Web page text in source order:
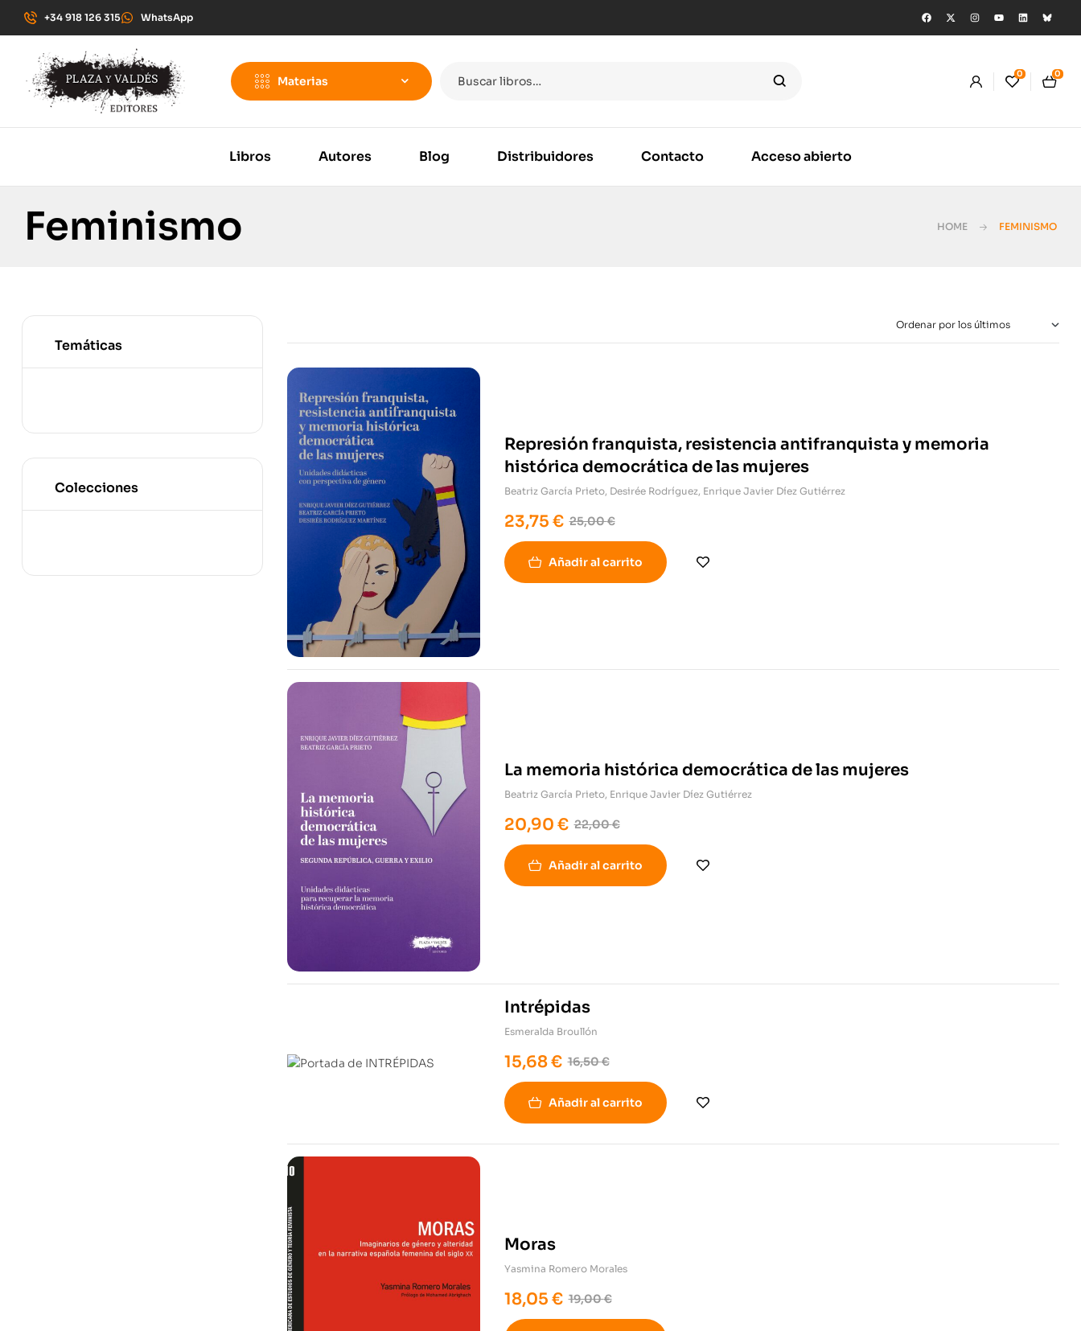
+34 918 126 315 WhatsApp
Materias
0 0
Libros Autores Blog Distribuidores Contacto Acceso abierto
Feminismo HOME FEMINISMO
Represión franquista, resistencia antifranquista y memoria
histórica democrática de las mujeres
Beatriz García Prieto, Desirée Rodríguez, Enrique Javier Díez Gutiérrez
25,00€
23,75 €
Añadir al carrito
La memoria histórica democrática de las mujeres
Beatriz García Prieto, Enrique Javier Díez Gutiérrez
22,00€
20,90 €
Añadir al carrito
Intrépidas
Esmeralda Broullón
16,50€
15,68€
Añadir al carrito
Moras
Yasmina Romero Morales
19,00€
18,05 €
Temáticas
Colecciones